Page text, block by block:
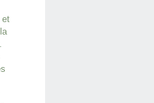
et